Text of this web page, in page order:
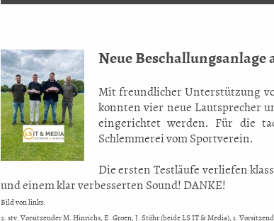
Neue
Mit freundlicher Unterstützung
konnten vier neue Lautsprecher
eingerichtet werden. Für die
Schlemmerei vom Sportverein.
Die ersten Testläufe verliefen
und einem klar verbesserten Sound! DANKE!
Bild von links:
2. stv. Vorsitzender M. Hinrichs, E. Groen, J. Stöhr (beide LS IT & Media), 1.